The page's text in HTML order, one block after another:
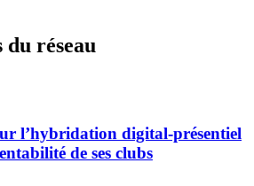
du réseau
l’hybridation digital-présentiel
de ses clubs